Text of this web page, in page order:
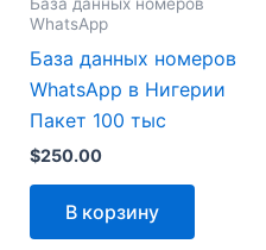
База данных номеров
WhatsApp
База данных номеров
WhatsApp в Нигерии
Пакет 100 тыс
$250.00
В корзину